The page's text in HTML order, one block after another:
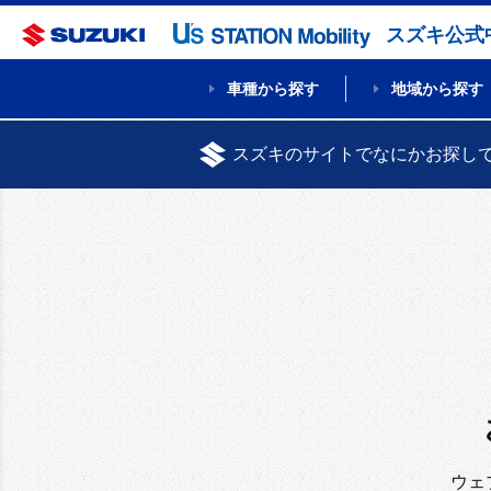
スズキ公式
車種から探す 地域から探す
スズキのサイトでなにかお探し
ウェ